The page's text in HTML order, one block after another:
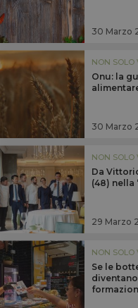
30 Marzo
NON SOLO
Onu: la
30 Marzo
NON SOLO
Da
(48) nella
29 Marzo
NON SOLO
Se le